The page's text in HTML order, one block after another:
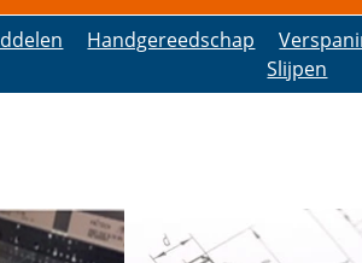
Handgereedschap
Slijpen